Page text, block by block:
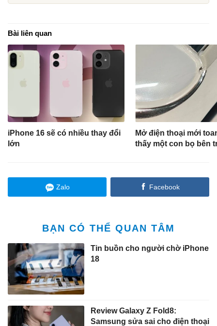
Bài liên quan
iPhone 16 sẽ có nhiều thay đổi
lớn
Mở điện thoại mới
thấy một con bọ bên
Zalo Facebook
BẠN CÓ THỂ QUAN TÂM
Tin buồn cho người chờ iPhone
18
Review Galaxy Z Fold8:
Samsung sửa sai cho điện thoại